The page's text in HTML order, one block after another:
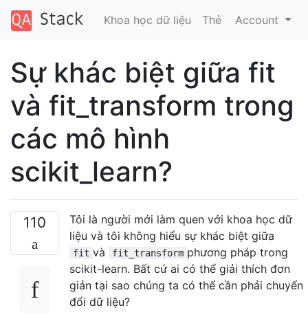
Khoa học dữ liệu Thẻ Account
Sự khác biệt giữa fit
và fit_transform trong
các mô hình
scikit_learn?
110
Tôi là người mới làm quen với khoa học dữ
liệu và tôi không hiểu sự khác biệt giữa
fit và fit_transform phương pháp trong
scikit-learn. Bất cứ ai có thể giải thích đơn
giản tại sao chúng ta có thể cần phải chuyển
đổi dữ liệu?